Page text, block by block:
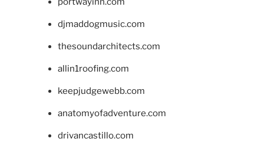
djmaddogmusic.com
thesoundarchitects.com
allin1roofing.com
keepjudgewebb.com
anatomyofadventure.com
drivancastillo.com